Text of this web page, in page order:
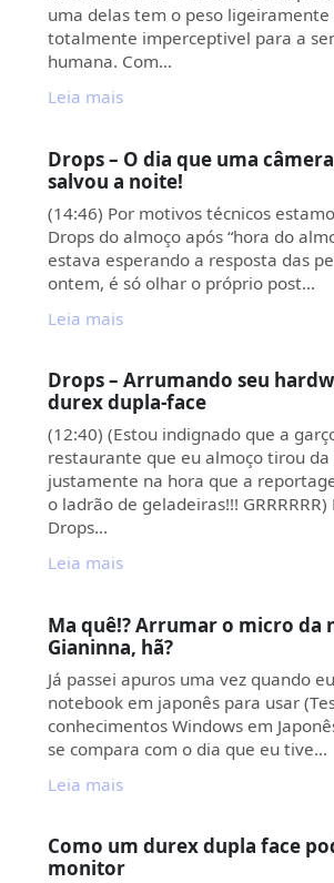
uma delas tem o peso ligeiramente
totalmente imperceptivel para a
humana. Com…
Leia mais
Drops – O dia que uma
salvou a noite!
(14:46) Por motivos técnicos
Drops do almoço após “hora do
estava esperando a resposta das
ontem, é só olhar o próprio post…
Leia mais
Drops – Arrumando seu
durex dupla-face
(12:40) (Estou indignado que a
restaurante que eu almoço tirou da
justamente na hora que a
o ladrão de geladeiras!!! GRRRRRR)
Drops…
Leia mais
Ma quê!? Arrumar o micro da
Gianinna, hã?
Já passei apuros uma vez quando
notebook em japonês para usar
conhecimentos Windows em
se compara com o dia que eu tive…
Leia mais
Como um durex dupla face
monitor